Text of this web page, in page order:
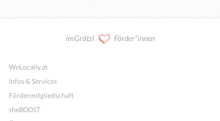
imGrätzl Förder*innen
WeLocally.at
Infos & Services
Fördermitgliedschaft
sheBOOST